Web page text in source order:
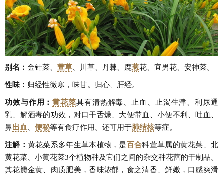
别名： 金针菜、 萱草、川草、丹棘、鹿葱花、宜男花、安神菜。
性味： 归经性微寒，味甘。归心、肝经。
功效与作用：黄花菜具有清热解毒、止血、止渴生津、利尿通
乳、解酒毒的功效，对口干舌燥、大便带血、小便不利、吐血、
鼻出血、 便秘等有食疗作用。还可用于肺结核等症。
注解： 黄花菜系多年生草本植物，是百合科萱草属的黄花菜、北
黄花菜、小黄花菜3个植物种及它们之间的杂交种花蕾的干制品。
其花瓣金黄、肉质肥美，香味浓郁，食之清香、鲜嫩，口感爽滑